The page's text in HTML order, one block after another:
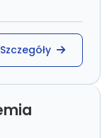
Szczegóły